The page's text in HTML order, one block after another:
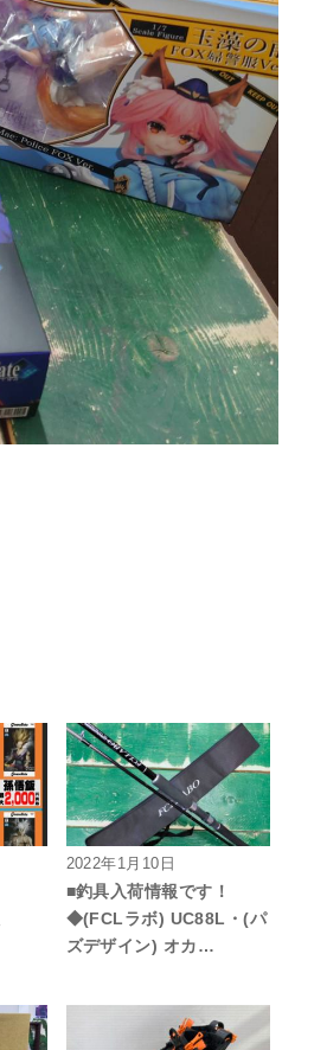
2022年1月10日
■釣具入荷情報です！
◆(FCLラボ) UC88L・(パ
ズデザイン) オカ…